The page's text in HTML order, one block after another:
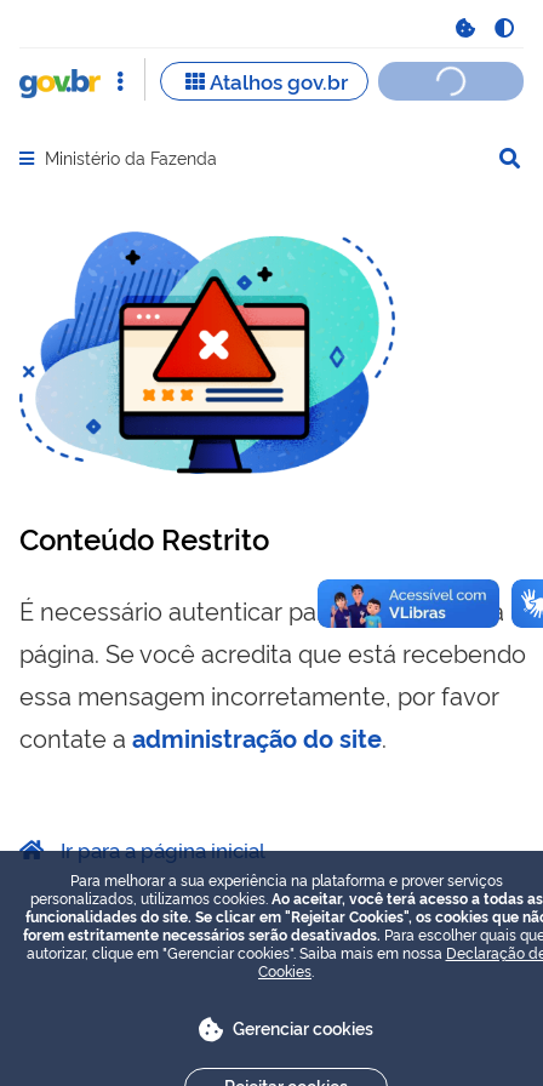
Abrir menu principal de navegação
Ministério da Fazenda
Conteúdo Restrito
É necessário autenticar para visualizar essa
página. Se você acredita que está recebendo
essa mensagem incorretamente, por favor
contate a administração do site.
Ir para a página inicial
Para melhorar a sua experiência na plataforma e prover serviços
personalizados, utilizamos cookies. Ao aceitar, você terá acesso a todas as
funcionalidades do site. Se clicar em "Rejeitar Cookies", os cookies que
forem estritamente necessários serão desativados. Para escolher quais
autorizar, clique em "Gerenciar cookies". Saiba mais em nossa Declaração
Cookies
Gerenciar cookies